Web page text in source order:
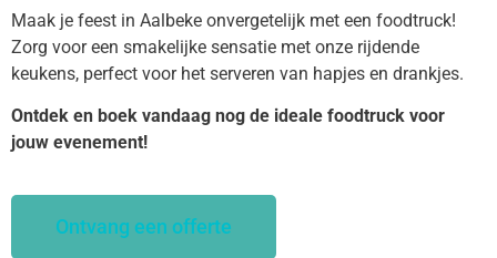
Maak je feest in Aalbeke onvergetelijk met een foodtruck!
Zorg voor een smakelijke sensatie met onze rijdende
keukens, perfect voor het serveren van hapjes en drankjes.
Ontdek en boek vandaag nog de ideale foodtruck voor
jouw evenement!
Ontvang een offerte